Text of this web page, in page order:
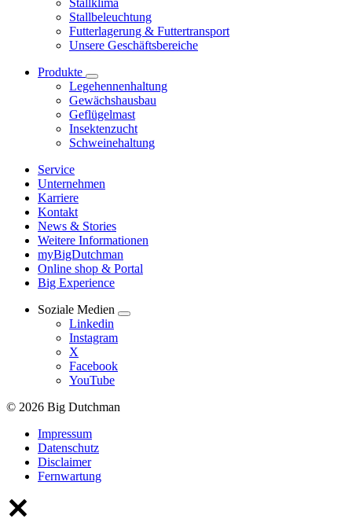
Stallklima
Stallbeleuchtung
Futterlagerung & Futtertransport
Unsere Geschäftsbereiche
Produkte
Legehennenhaltung
Gewächshausbau
Geflügelmast
Insektenzucht
Schweinehaltung
Service
Unternehmen
Karriere
Kontakt
News & Stories
Weitere Informationen
myBigDutchman
Online shop & Portal
Big Experience
Soziale Medien
Linkedin
Instagram
X
Facebook
YouTube
© 2026 Big Dutchman
Impressum
Datenschutz
Disclaimer
Fernwartung